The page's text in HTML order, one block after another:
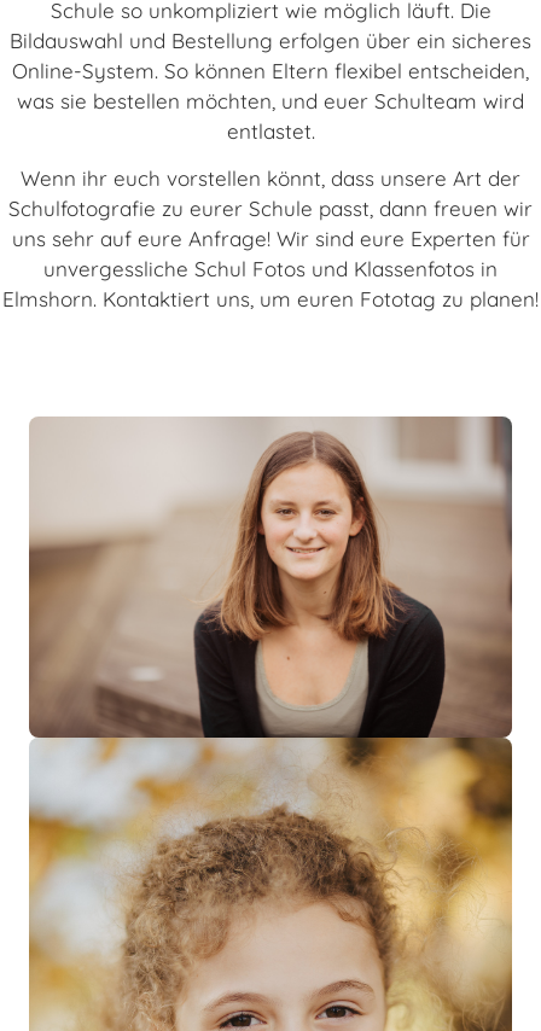
Schule so unkompliziert wie möglich läuft. Die
Bildauswahl und Bestellung erfolgen über ein sicheres
Online-System. So können Eltern flexibel entscheiden,
was sie bestellen möchten, und euer Schulteam wird
entlastet.
Wenn ihr euch vorstellen könnt, dass unsere Art der
Schulfotografie zu eurer Schule passt, dann freuen wir
uns sehr auf eure Anfrage! Wir sind eure Experten für
unvergessliche Schul Fotos und Klassenfotos in
Elmshorn. Kontaktiert uns, um euren Fototag zu planen!